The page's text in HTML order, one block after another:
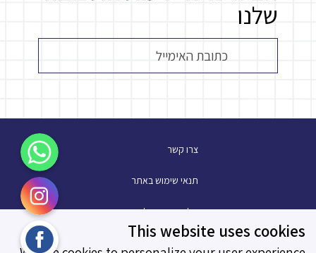
שלנו
צרו קשר
תנאי שימוש באתר
מלגת עתיד פלוס
This website uses cookies
WhatsApp
Instagram
Facebook